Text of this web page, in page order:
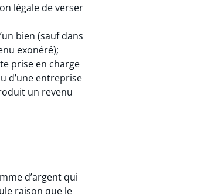
légale de verser
bien (sauf dans
exonéré);
prise en charge
d’une entreprise
un revenu
d’argent qui
raison que le